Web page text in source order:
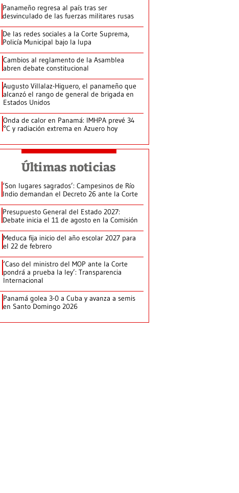
Panameño regresa al país tras ser
desvinculado de las fuerzas militares rusas
De las redes sociales a la Corte Suprema,
Policía Municipal bajo la lupa
Cambios al reglamento de la Asamblea
abren debate constitucional
Augusto Villalaz-Higuero, el panameño que
alcanzó el rango de general de brigada en
Estados Unidos
Onda de calor en Panamá: IMHPA prevé 34
°C y radiación extrema en Azuero hoy
Últimas noticias
‘Son lugares sagrados’: Campesinos de Río
Indio demandan el Decreto 26 ante la Corte
Presupuesto General del Estado 2027:
Debate inicia el 11 de agosto en la Comisión
Meduca fija inicio del año escolar 2027 para
el 22 de febrero
‘Caso del ministro del MOP ante la Corte
pondrá a prueba la ley’: Transparencia
Internacional
Panamá golea 3-0 a Cuba y avanza a semis
en Santo Domingo 2026